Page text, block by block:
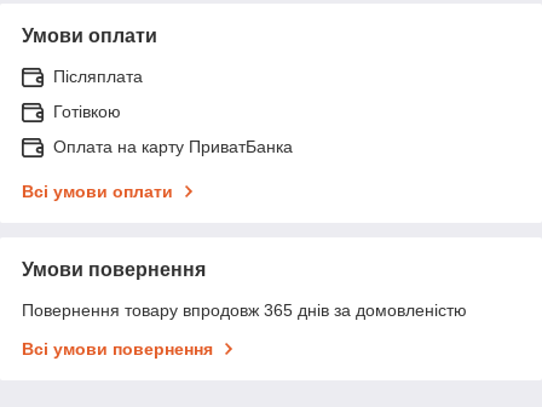
Умови оплати
Післяплата
Готівкою
Оплата на карту ПриватБанка
Всі умови оплати
Умови повернення
Повернення товару впродовж 365 днів за домовленістю
Всі умови повернення